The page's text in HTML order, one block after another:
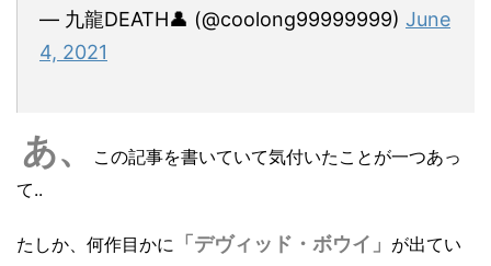
— 九龍DEATH👤 (@coolong99999999) June
4, 2021
あ、
この記事を書いていて気付いたことが一つあっ
て..
たしか、何作目かに 「デヴィッド・ボウイ」 が出てい